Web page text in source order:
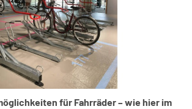
für Fahrräder – wie hier im